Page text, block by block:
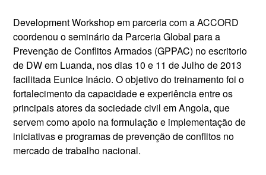
Development Workshop em parceria com a ACCORD
coordenou o seminário da Parceria Global para a
Prevenção de Conflitos Armados (GPPAC) no escritorio
de DW em Luanda, nos dias 10 e 11 de Julho de 2013
facilitada Eunice Inácio. O objetivo do treinamento foi o
fortalecimento da capacidade e experiência entre os
principais atores da sociedade civil em Angola, que
servem como apoio na formulação e implementação de
iniciativas e programas de prevenção de conflitos no
mercado de trabalho nacional.